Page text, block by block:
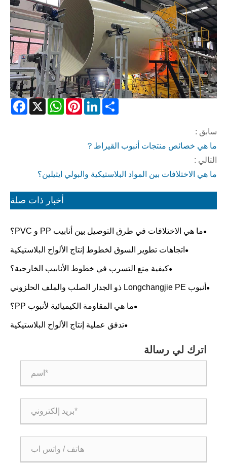
X
WhatsAppPinterestLinkedInShare
سابق :
ما هي خصائص منتجات أنبوب القيراط？
التالي :
ما هي الاختلافات بين المواد البلاستيكية والبولي ايثيلين؟
أخبار ذات صلة
ما هي الاختلافات في طرق التوصيل بين أنابيب PP و PVC؟
اتجاهات تطوير السوق لخطوط إنتاج الألواح البلاستيكية
كيفية منع التسرب في خطوط الأنابيب الخارجية؟
أنبوب Longchangjie PE ذو الجدار الصلب والملف الحلزوني
أكمل بنجاح التشغيل التجريبي!!!
ما هي المقاومة الكيميائية لأنبوب PP؟
تدفق عملية إنتاج الألواح البلاستيكية
اترك لي رسالة